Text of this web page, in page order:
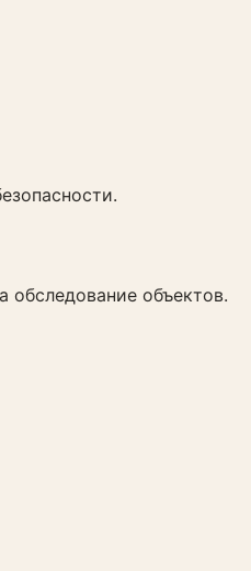
обследование объектов.